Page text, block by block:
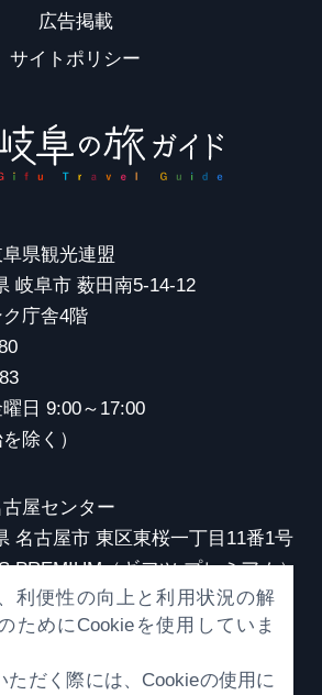
広告掲載
サイトポリシー
県観光連盟
岐阜市 薮田南5-14-12
庁舎4階
日 9:00～17:00
除く）
屋センター
名古屋市 東区東桜一丁目11番1号
PREMIUM（ギフツ プレミアム）
利便性の向上と利用状況の解
ためにCookieを使用していま
ただく際には、Cookieの使用に